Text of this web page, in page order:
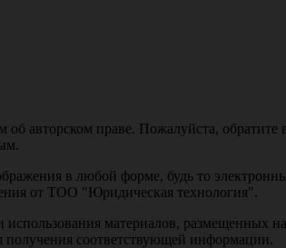
авторском праве. Пожалуйста, обратите
в любой форме, будь то
от ТОО "Юридическая технология".
материалов, размещенных
получения соответствующей информации.